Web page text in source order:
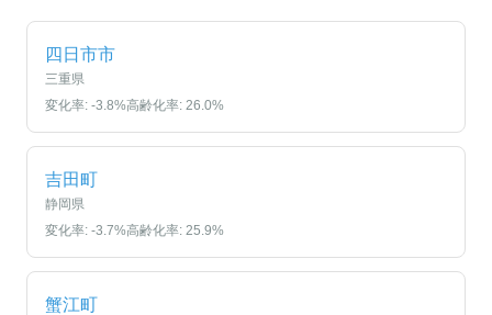
四日市市
三重県
変化率: -3.8%高齢化率: 26.0%
吉田町
静岡県
変化率: -3.7%高齢化率: 25.9%
蟹江町